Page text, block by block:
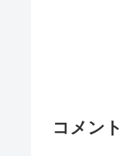
コメント